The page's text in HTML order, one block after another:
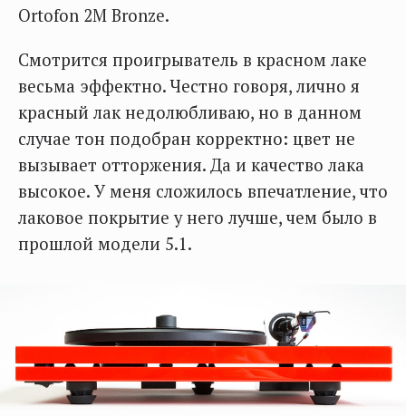
Ortofon 2M Bronze.
Смотрится проигрыватель в красном лаке
весьма эффектно. Честно говоря, лично я
красный лак недолюбливаю, но в данном
случае тон подобран корректно: цвет не
вызывает отторжения. Да и качество лака
высокое. У меня сложилось впечатление, что
лаковое покрытие у него лучше, чем было в
прошлой модели 5.1.